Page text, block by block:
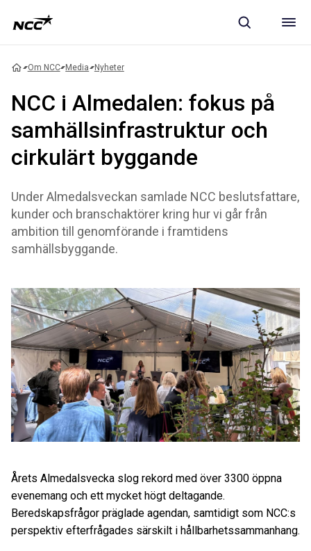
Om NCC Media Nyheter
NCC i Almedalen: fokus på
samhällsinfrastruktur och
cirkulärt byggande
Under Almedalsveckan samlade NCC beslutsfattare,
kunder och branschaktörer kring hur vi går från
ambition till genomförande i framtidens
samhällsbyggande.
Årets Almedalsvecka slog rekord med över 3300 öppna
evenemang och ett mycket högt deltagande.
Beredskapsfrågor präglade agendan, samtidigt som NCC:s
perspektiv efterfrågades särskilt i hållbarhetssammanhang.